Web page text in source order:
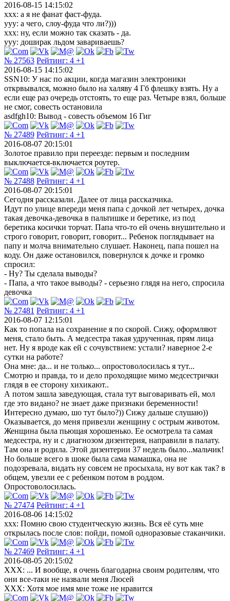
2016-08-15 14:15:02
ххх: а я не фанат фаст-фуда.
ууу: а чего, слоу-фуда что ли?)))
ххх: ну, если можно так сказать - да.
ууу: доширак льдом завариваешь?
№ 27563 Рейтинг: 4 +1
2016-08-15 14:15:02
SSN10: У нас по акции, когда магазин электроники
открвывался, можно было на халяву 4 Гб флешку взять. Ну а
если еще раз очередь отстоять, то еще раз. Четыре взял, больше
не смог, совесть остановила
asdfgh10: Вывод - совесть объемом 16 Гиг
№ 27489 Рейтинг: 4 +1
2016-08-07 20:15:01
Золотое правило при переезде: первым и последним
выключается-включается роутер.
№ 27488 Рейтинг: 4 +1
2016-08-07 20:15:01
Сегодня рассказали. Далее от лица рассказчика.
Идут по улице впереди меня папа с дочкой лет четырех, дочка
такая девочка-девочка в пальтишке и беретике, из под
беретика косички торчат. Папа что-то ей очень внушительно и
строго говорит, говорит, говорит... Ребенок поглядывает на
папу и молча внимательно слушает. Наконец, папа пошел на
коду. Он даже остановился, повернулся к дочке и громко
спросил:
- Ну? Ты сделала выводы?
- Папа, а что такое выводы? - серьезно глядя на него, спросила
девочка
№ 27481 Рейтинг: 4 +1
2016-08-07 12:15:01
Как то попала на сохранение я по скорой. Сижу, оформляют
меня, стало быть. А медсестра такая удрученная, прям лица
нет. Ну я вроде как ей с сочувствием: устали? наверное 2-е
сутки на работе?
Она мне: да... и не только... опростоволосилась я тут...
Смотрю и правда, то и дело проходящие мимо медсестрички
глядя в ее сторону хихикают..
А потом зашла заведующая, стала тут выговаривать ей, мол
где это видано? не знает даже признаки беременности!
Интересно думаю, шо тут было?)) Сижу дальше слушаю))
Оказывается, до меня привезли женщину с острым животом.
Женщина была пьющая хорошенько. Ее осмотрела та самая
медсестра, ну и с диагнозом дизентерия, направили в палату.
Там она и родила. Этой дизентерии 37 недель было...мальчик!
Но больше всего в шоке была сама мамашка, она не
подозревала, видать ну совсем не просыхала, ну вот как так? в
общем, увезли ее с ребенком потом в роддом.
Опростоволосилась.
№ 27474 Рейтинг: 4 +1
2016-08-06 14:15:02
xxx: Помню свою студентческую жизнь. Вся её суть мне
открылась после слов: пойди, помой одноразовые стаканчики.
№ 27469 Рейтинг: 4 +1
2016-08-05 20:15:02
ХХХ: ... И вообще, я очень благодарна своим родителям, что
они все-таки не назвали меня Люсей
ХХХ: Хотя мое имя мне тоже не нравится